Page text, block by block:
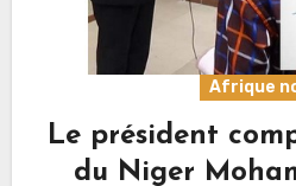
Afrique
Le président
du Niger